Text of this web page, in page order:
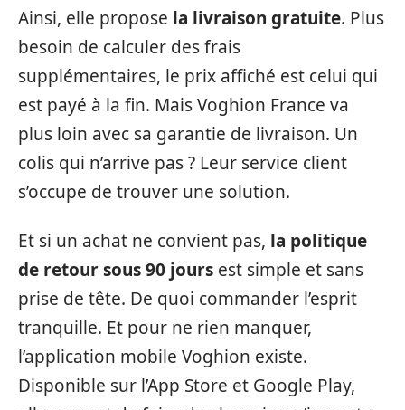
Ainsi, elle propose la livraison gratuite. Plus
besoin de calculer des frais
supplémentaires, le prix affiché est celui qui
est payé à la fin. Mais Voghion France va
plus loin avec sa garantie de livraison. Un
colis qui n’arrive pas ? Leur service client
s’occupe de trouver une solution.
Et si un achat ne convient pas, la politique
de retour sous 90 jours est simple et sans
prise de tête. De quoi commander l’esprit
tranquille. Et pour ne rien manquer,
l’application mobile Voghion existe.
Disponible sur l’App Store et Google Play,